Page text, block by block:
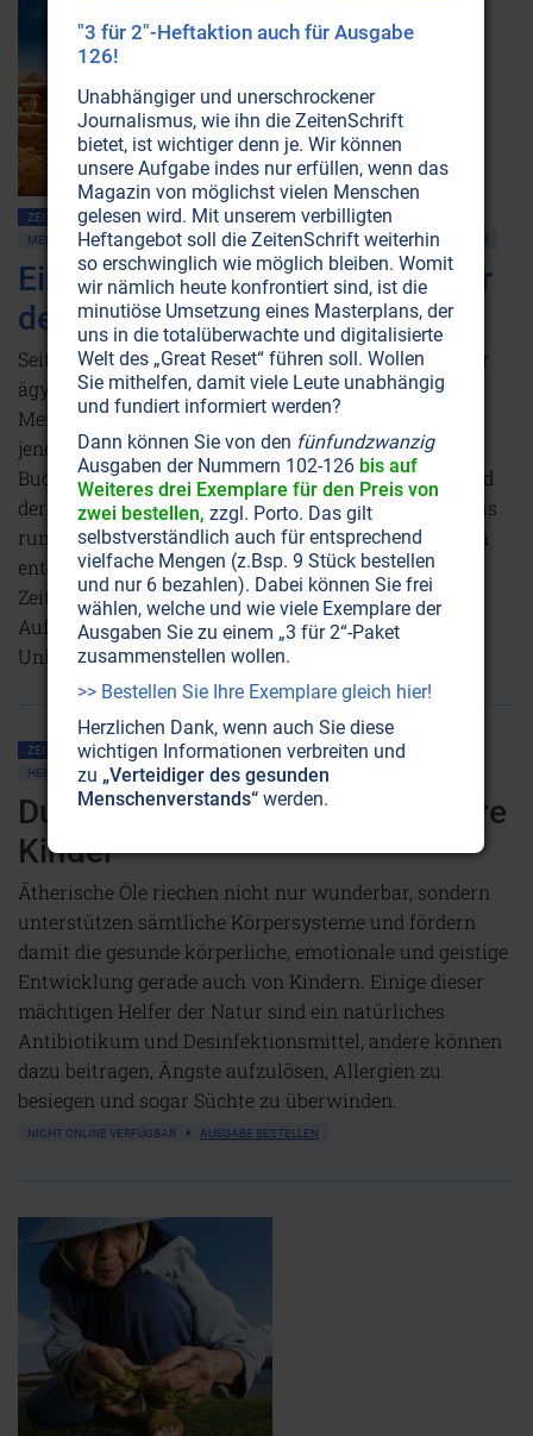
ZEITENSCHRIFT NR. 94
ILLUMINATEN • BILDERBERGER • GEHEIMLOGEN
MENSCHHEITSGESCHICHTE ALLGEMEIN
MAGIE • OKKULTISMUS UNIVERSUM
Ein „Geschenk der Götter“ unter
dem Wüstensand?
Seit 40'000 Jahren wartet eine Kammer tief unter der
ägyptischen Sphinx auf ihre Entdeckung durch die
Menschheit. Ein virtueller Tunnel verbindet sie mit
jener Anlage unter der Sphinx in den rumänischen
Bucegi-Bergen, die wir im letzten Heft vorstellten und
deren Alter um die 55'000 Jahre beträgt. Ein Team aus
rumänischen und amerikanischen Geheimdienstlern
entdeckte in Ägypten unter anderem eine
Zeitreisemaschine und Hunderte von Tafeln mit den
Aufzeichnungen des Geschehens auf Erden und im
Universum.Weiterlesen...
ZEITENSCHRIFT NR. 94 KINDER • JUGEND LEBENSHILFE
GESUNDHEIT
HEILUNG
Duftende Heilsbringer für unsere
Kinder
Ätherische Öle riechen nicht nur wunderbar, sondern
unterstützen sämtliche Körpersysteme und fördern
damit die gesunde körperliche, emotionale und geistige
Entwicklung gerade auch von Kindern. Einige dieser
mächtigen Helfer der Natur sind ein natürliches
Antibiotikum und Desinfektionsmittel, andere können
dazu beitragen, Ängste aufzulösen, Allergien zu
besiegen und sogar Süchte zu überwinden.
NICHT ONLINE VERFÜGBAR AUSGABE BESTELLEN
"3 für 2"-Heftaktion auch für Ausgabe
126!
Unabhängiger und unerschrockener
Journalismus, wie ihn die ZeitenSchrift
bietet, ist wichtiger denn je. Wir können
unsere Aufgabe indes nur erfüllen, wenn das
Magazin von möglichst vielen Menschen
gelesen wird. Mit unserem verbilligten
Heftangebot soll die ZeitenSchrift weiterhin
so erschwinglich wie möglich bleiben. Womit
wir nämlich heute konfrontiert sind, ist die
minutiöse Umsetzung eines Masterplans, der
uns in die totalüberwachte und digitalisierte
Welt des „Great Reset“ führen soll. Wollen
Sie mithelfen, damit viele Leute unabhängig
und fundiert informiert werden?
Dann können Sie von den fünfundzwanzig
Ausgaben der Nummern 102-126 bis auf
Weiteres drei Exemplare für den Preis von
zwei bestellen, zzgl. Porto. Das gilt
selbstverständlich auch für entsprechend
vielfache Mengen (z.Bsp. 9 Stück bestellen
und nur 6 bezahlen). Dabei können Sie frei
wählen, welche und wie viele Exemplare der
Ausgaben Sie zu einem „3 für 2“-Paket
zusammenstellen wollen.
>> Bestellen Sie Ihre Exemplare gleich hier!
Herzlichen Dank, wenn auch Sie diese
wichtigen Informationen verbreiten und
zu „Verteidiger des gesunden
Menschenverstands“ werden.